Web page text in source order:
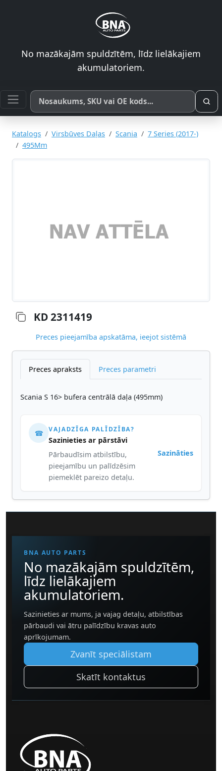
No mazākajām spuldzītēm, līdz lielākajiem
akumulatoriem.
Meklēt pēc produkta nosaukuma, SKU vai OE koda
Katalogs Virsbūves Daļas Scania
7 Series (2017-)
495Mm
KD 2311419
Preces pieejamība apskatāma, ieejot sistēmā
Preces apraksts Preces parametri
Scania S 16> bufera centrālā daļa (495mm)
☎ VAJADZĪGA PALĪDZĪBA?
Sazinieties ar pārstāvi
Pārbaudīsim atbilstību,
pieejamību un palīdzēsim
piemeklēt pareizo detaļu.
Sazināties
BNA AUTO PARTS
No mazākajām spuldzītēm,
līdz lielākajiem
akumulatoriem.
Sazinieties ar mums, ja vajag detaļu, atbilstības
pārbaudi vai ātru palīdzību kravas auto
aprīkojumam.
Zvanīt speciālistam
Skatīt kontaktus